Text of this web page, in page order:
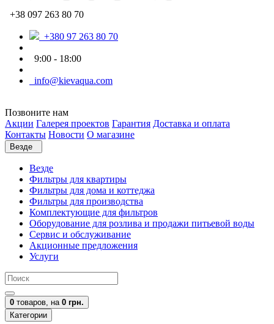
+38 097 263 80 70
+380 97 263 80 70
9:00 - 18:00
info@kievaqua.com
Позвоните нам
Акции Галерея проектов Гарантия Доставка и оплата
Контакты Новости О магазине
Везде
Везде
Фильтры для квартиры
Фильтры для дома и коттеджа
Фильтры для производства
Комплектующие для фильтров
Оборудование для розлива и продажи питьевой воды
Сервис и обслуживание
Акционные предложения
Услуги
0 товаров, на 0 грн.
Категории